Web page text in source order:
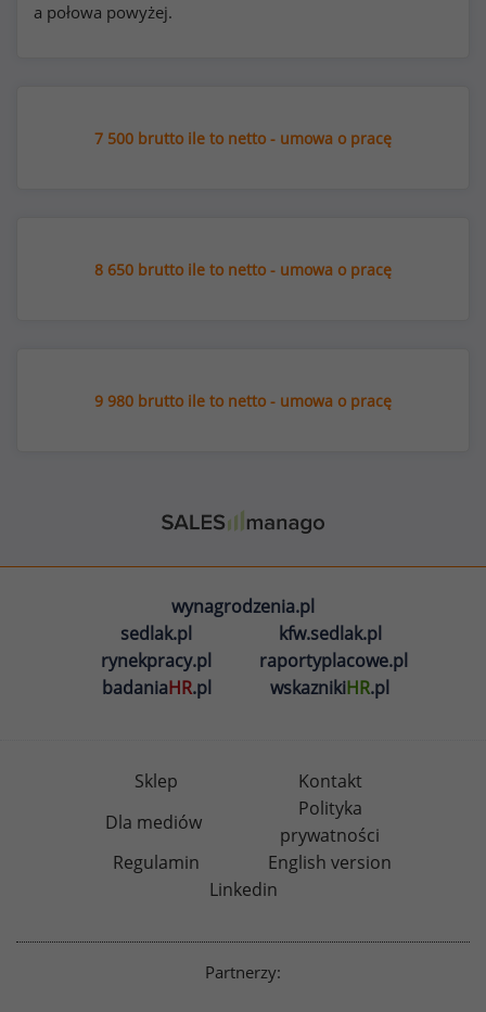
a połowa powyżej.
7 500 brutto ile to netto - umowa o pracę
8 650 brutto ile to netto - umowa o pracę
9 980 brutto ile to netto - umowa o pracę
wynagrodzenia.pl
sedlak.pl
kfw.sedlak.pl
rynekpracy.pl
raportyplacowe.pl
badaniaHR.pl wskaznikiHR.pl
Sklep
Kontakt
Dla mediów
Polityka
prywatności
Regulamin
English version
Linkedin
Partnerzy: